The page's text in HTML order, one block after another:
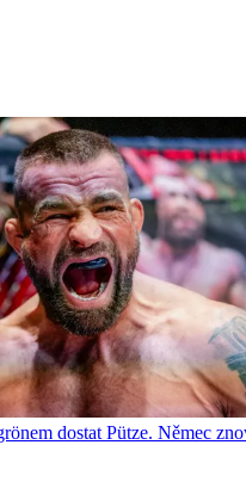
dostat Pütze. Němec